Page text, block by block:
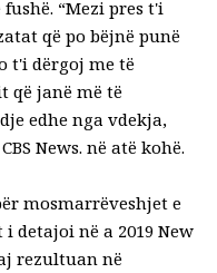
“Mezi pres t'i
që po bëjnë punë
t'i dërgoj me të
që janë më të
edhe nga vdekja,
News. në atë kohë.
mosmarrëveshjet e
i detajoi në a 2019 New
rezultuan në